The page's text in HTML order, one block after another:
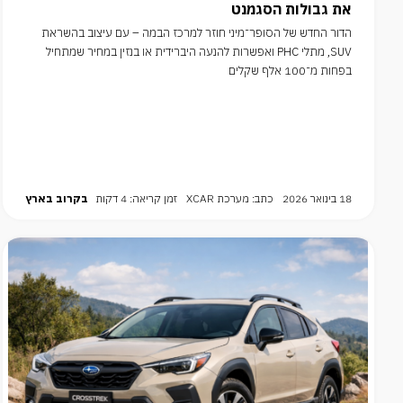
את גבולות הסגמנט
הדור החדש של הסופר־מיני חוזר למרכז הבמה – עם עיצוב בהשראת
SUV, מתלי PHC ואפשרות להנעה היברידית או בנזין במחיר שמתחיל
בפחות מ־100 אלף שקלים
18 בינואר 2026 כתב: מערכת XCAR זמן קריאה: 4 דקות בקרוב בארץ